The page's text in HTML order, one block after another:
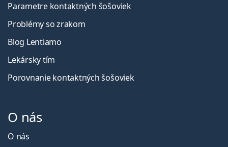
Parametre kontaktných šošoviek
Problémy so zrakom
Blog Lentiamo
Lekársky tím
Porovnanie kontaktných šošoviek
O nás
O nás